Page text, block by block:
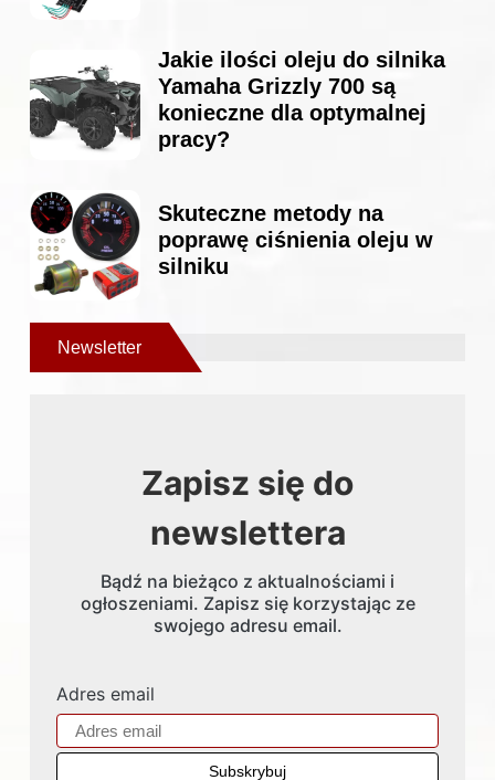
Jakie ilości oleju do silnika
Yamaha Grizzly 700 są
konieczne dla optymalnej
pracy?
Skuteczne metody na
poprawę ciśnienia oleju w
silniku
Newsletter
Zapisz się do
newslettera
Bądź na bieżąco z aktualnościami i
ogłoszeniami. Zapisz się korzystając ze
swojego adresu email.
Adres email